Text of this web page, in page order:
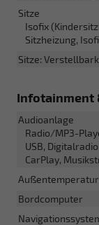
Sitze
Isofix
Sitzheizung,
Sitze:
Infotainment
Audioanlage
Radio/MP3-
USB,
CarPlay,
Bordcomputer